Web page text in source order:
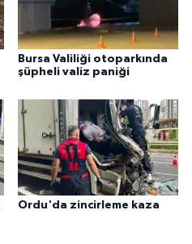
Bursa Valiliği otoparkında
şüpheli valiz paniği
Ordu'da zincirleme kaza